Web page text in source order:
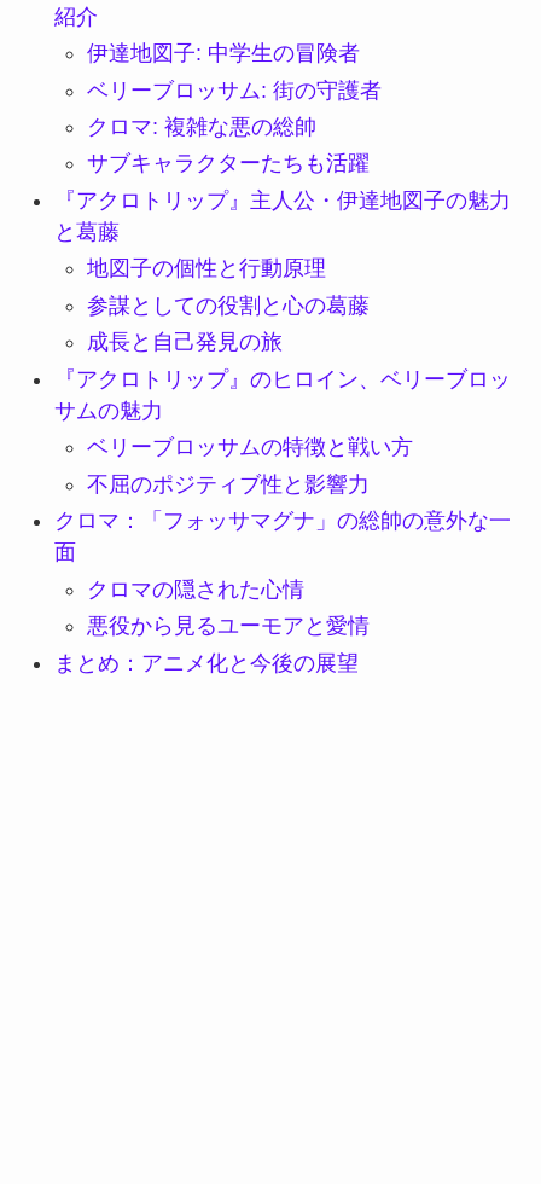
紹介
伊達地図子: 中学生の冒険者
ベリーブロッサム: 街の守護者
クロマ: 複雑な悪の総帥
サブキャラクターたちも活躍
『アクロトリップ』主人公・伊達地図子の魅力
と葛藤
地図子の個性と行動原理
参謀としての役割と心の葛藤
成長と自己発見の旅
『アクロトリップ』のヒロイン、ベリーブロッ
サムの魅力
ベリーブロッサムの特徴と戦い方
不屈のポジティブ性と影響力
クロマ：「フォッサマグナ」の総帥の意外な一
面
クロマの隠された心情
悪役から見るユーモアと愛情
まとめ：アニメ化と今後の展望